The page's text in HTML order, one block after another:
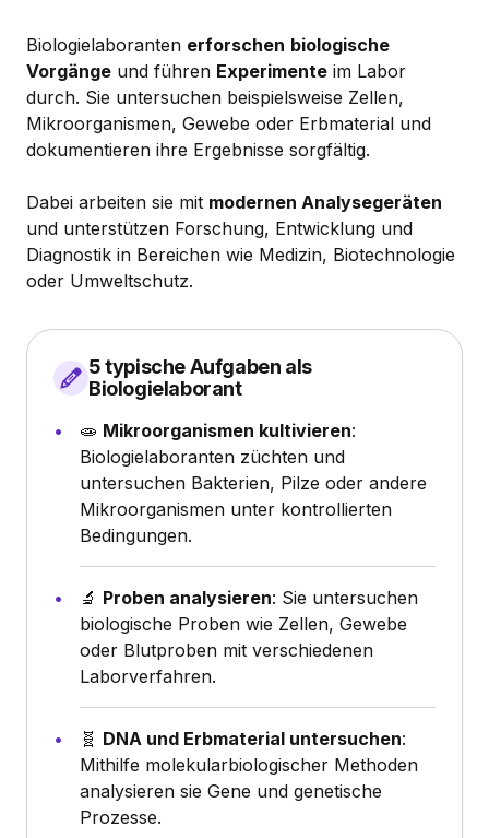
Biologielaboranten erforschen biologische
Vorgänge und führen Experimente im Labor
durch. Sie untersuchen beispielsweise Zellen,
Mikroorganismen, Gewebe oder Erbmaterial und
dokumentieren ihre Ergebnisse sorgfältig.
Dabei arbeiten sie mit modernen Analysegeräten
und unterstützen Forschung, Entwicklung und
Diagnostik in Bereichen wie Medizin, Biotechnologie
oder Umweltschutz.
5 typische Aufgaben als
Biologielaborant
🧫 Mikroorganismen kultivieren:
Biologielaboranten züchten und
untersuchen Bakterien, Pilze oder andere
Mikroorganismen unter kontrollierten
Bedingungen.
🔬 Proben analysieren: Sie untersuchen
biologische Proben wie Zellen, Gewebe
oder Blutproben mit verschiedenen
Laborverfahren.
🧬 DNA und Erbmaterial untersuchen:
Mithilfe molekularbiologischer Methoden
analysieren sie Gene und genetische
Prozesse.